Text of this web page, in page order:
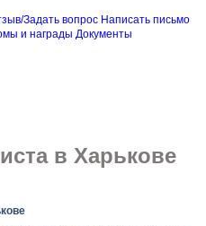
Задать вопрос Написать письмо
и награды Документы
в Харькове